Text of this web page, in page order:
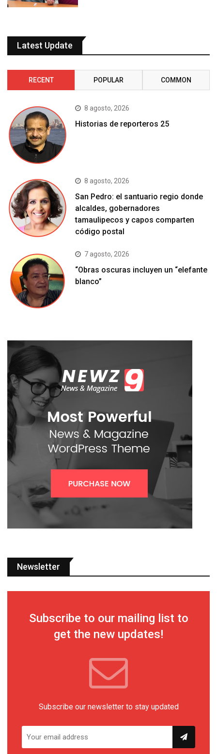
Latest Update
RECENT POPULAR COMMON
8 agosto, 2026
Historias de reporteros 25
8 agosto, 2026
San Pedro: el santuario regio donde
alcaldes, gobernadores
tamaulipecos y capos comparten
código postal
7 agosto, 2026
“Obras oscuras incluyen un “elefante
blanco”
Newsletter
Subscribe to our mailing list to
get the new updates!
Subscribe our newsletter to stay updated